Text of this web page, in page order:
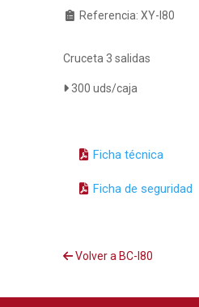
Referencia: XY-I80
Cruceta 3 salidas
300 uds/caja
Ficha técnica
Ficha de seguridad
Volver a BC-I80